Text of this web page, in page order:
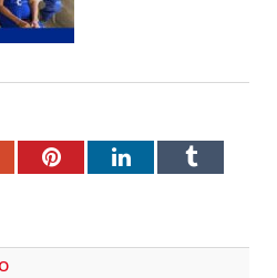
PinterestLinkedInTumblr